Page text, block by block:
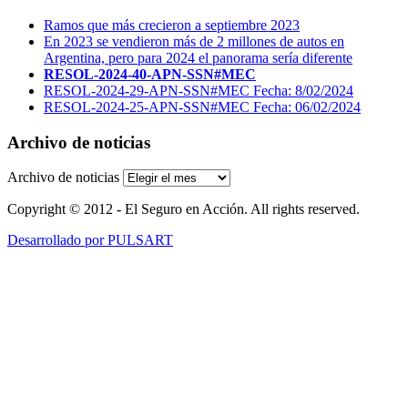
Ramos que más crecieron a septiembre 2023
En 2023 se vendieron más de 2 millones de autos en
Argentina, pero para 2024 el panorama sería diferente
RESOL-2024-40-APN-SSN#MEC
RESOL-2024-29-APN-SSN#MEC Fecha: 8/02/2024
RESOL-2024-25-APN-SSN#MEC Fecha: 06/02/2024
Archivo de noticias
Archivo de noticias
Copyright © 2012 - El Seguro en Acción. All rights reserved.
Desarrollado por PULSART